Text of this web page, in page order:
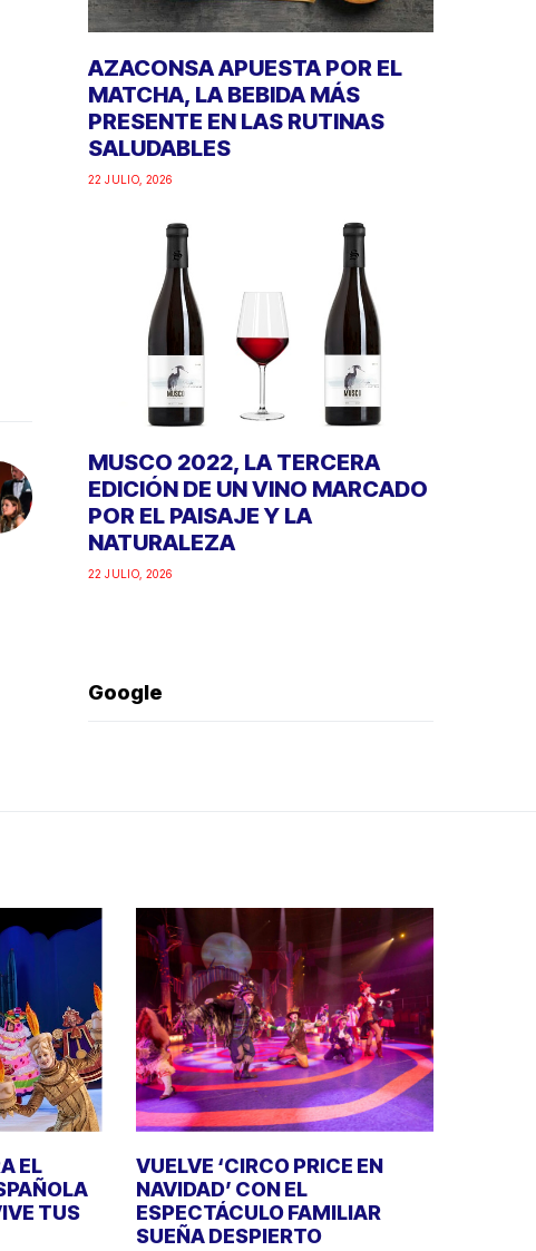
AZACONSA APUESTA POR EL
MATCHA, LA BEBIDA MÁS
PRESENTE EN LAS RUTINAS
SALUDABLES
22 JULIO, 2026
MUSCO 2022, LA TERCERA
EDICIÓN DE UN VINO MARCADO
POR EL PAISAJE Y LA
NATURALEZA
22 JULIO, 2026
Google
EL
TUS
VUELVE ‘CIRCO PRICE EN
NAVIDAD’ CON EL
ESPECTÁCULO FAMILIAR
SUEÑA DESPIERTO